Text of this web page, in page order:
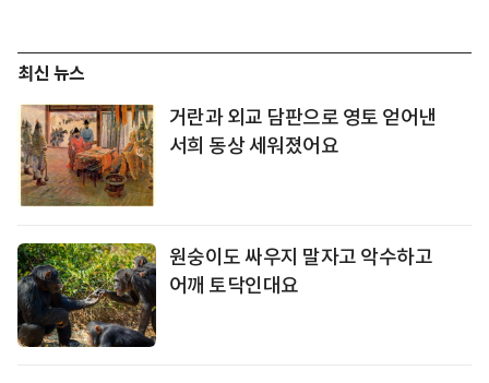
최신 뉴스
거란과 외교 담판으로 영토 얻어낸
서희 동상 세워졌어요
원숭이도 싸우지 말자고 악수하고
어깨 토닥인대요